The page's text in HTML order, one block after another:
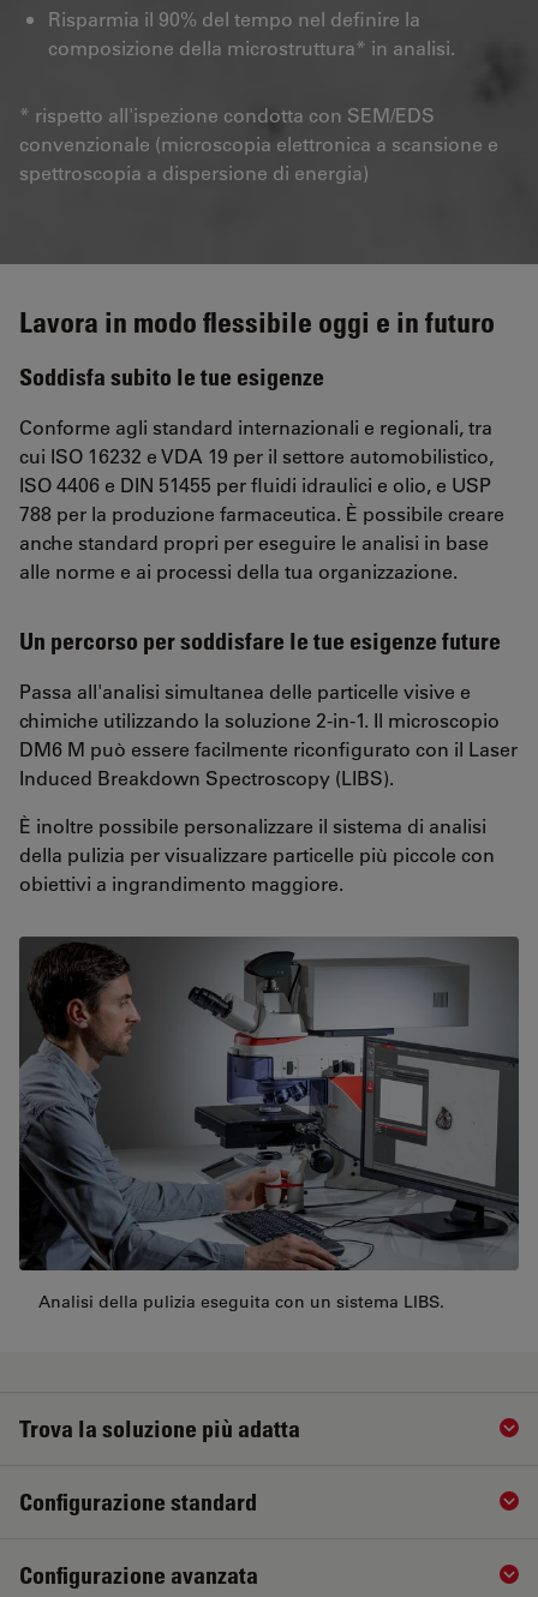
Risparmia il 90% del tempo nel definire la
composizione della microstruttura* in analisi.
* rispetto all'ispezione condotta con SEM/EDS
convenzionale (microscopia elettronica a scansione e
spettroscopia a dispersione di energia)
Lavora in modo flessibile oggi e in futuro
Soddisfa subito le tue esigenze
Conforme agli standard internazionali e regionali, tra
cui ISO 16232 e VDA 19 per il settore automobilistico,
ISO 4406 e DIN 51455 per fluidi idraulici e olio, e USP
788 per la produzione farmaceutica. È possibile creare
anche standard propri per eseguire le analisi in base
alle norme e ai processi della tua organizzazione.
Un percorso per soddisfare le tue esigenze future
Passa all'analisi simultanea delle particelle visive e
chimiche utilizzando la soluzione 2-in-1. Il microscopio
DM6 M può essere facilmente riconfigurato con il Laser
Induced Breakdown Spectroscopy (LIBS).
È inoltre possibile personalizzare il sistema di analisi
della pulizia per visualizzare particelle più piccole con
obiettivi a ingrandimento maggiore.
Analisi della pulizia eseguita con un sistema LIBS.
Trova la soluzione più adatta
Configurazione standard
Configurazione avanzata